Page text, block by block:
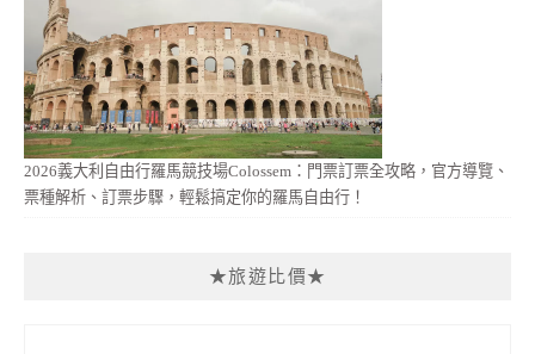
2026義大利自由行羅馬競技場Colossem：門票訂票全攻略，官方導覽、
票種解析、訂票步驟，輕鬆搞定你的羅馬自由行！
★旅遊比價★